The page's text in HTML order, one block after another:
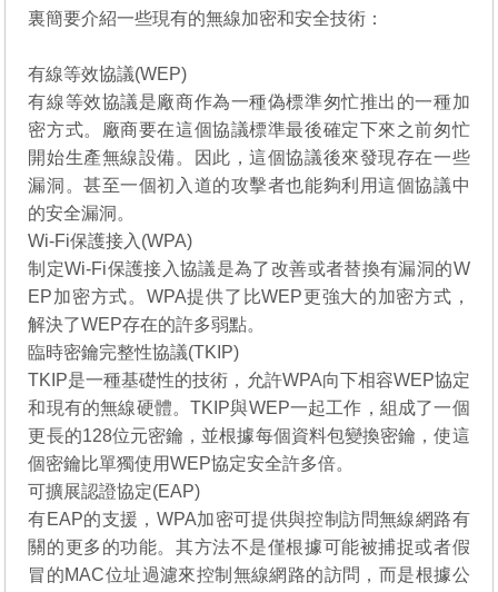
裏簡要介紹一些現有的無線加密和安全技術：
有線等效協議(WEP)
有線等效協議是廠商作為一種偽標準匆忙推出的一種加
密方式。廠商要在這個協議標準最後確定下來之前匆忙
開始生產無線設備。因此，這個協議後來發現存在一些
漏洞。甚至一個初入道的攻擊者也能夠利用這個協議中
的安全漏洞。
Wi-Fi保護接入(WPA)
制定Wi-Fi保護接入協議是為了改善或者替換有漏洞的W
EP加密方式。WPA提供了比WEP更強大的加密方式，
解決了WEP存在的許多弱點。
臨時密鑰完整性協議(TKIP)
TKIP是一種基礎性的技術，允許WPA向下相容WEP協定
和現有的無線硬體。TKIP與WEP一起工作，組成了一個
更長的128位元密鑰，並根據每個資料包變換密鑰，使這
個密鑰比單獨使用WEP協定安全許多倍。
可擴展認證協定(EAP)
有EAP的支援，WPA加密可提供與控制訪問無線網路有
關的更多的功能。其方法不是僅根據可能被捕捉或者假
冒的MAC位址過濾來控制無線網路的訪問，而是根據公